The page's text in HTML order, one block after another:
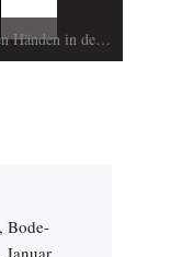
Antonio Canova, "Die Tänzerin mit den Händen in den Hüften", 1807-1812, Sankt Petersburg, Eremitage (Foto © The State Hermitage Museum /Alexander Lavrentyev)
Bode-